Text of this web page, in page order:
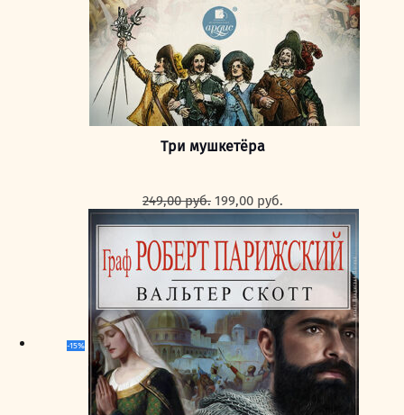
Три мушкетёра
249,00руб. Первоначальная
цена
составляла
249,00 руб..
199,00 руб.
цена:
199,00 руб..
-15%